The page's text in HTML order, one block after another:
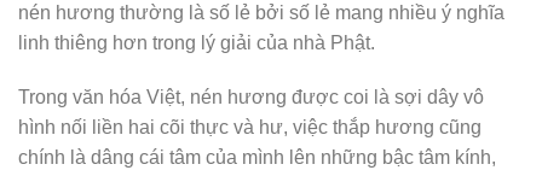
nén hương thường là số lẻ bởi số lẻ mang nhiều ý nghĩa
linh thiêng hơn trong lý giải của nhà Phật.
Trong văn hóa Việt, nén hương được coi là sợi dây vô
hình nối liền hai cõi thực và hư, việc thắp hương cũng
chính là dâng cái tâm của mình lên những bậc tâm kính,